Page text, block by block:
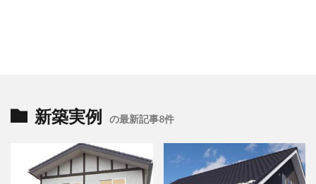
新築実例 の最新記事8件